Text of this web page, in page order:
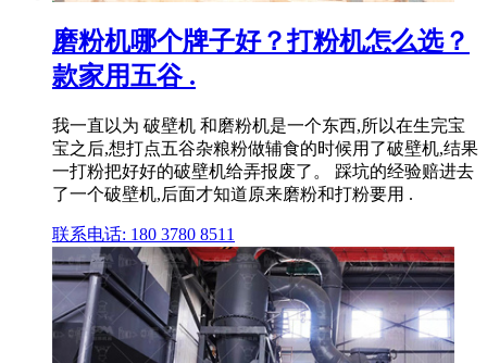
磨粉机哪个牌子好？打粉机怎么选？
款家用五谷 .
我一直以为 破壁机 和磨粉机是一个东西,所以在生完宝
宝之后,想打点五谷杂粮粉做辅食的时候用了破壁机,结果
一打粉把好好的破壁机给弄报废了。 踩坑的经验赔进去
了一个破壁机,后面才知道原来磨粉和打粉要用 .
联系电话: 180 3780 8511